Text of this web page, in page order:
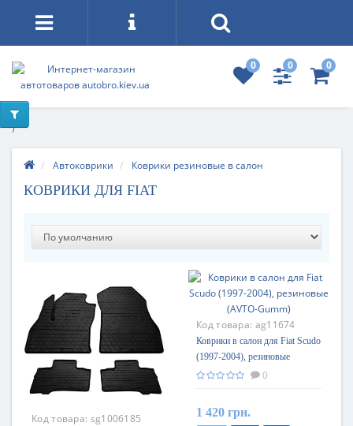
0 0 0
)
Автоковрики Коврики резиновые в салон
КОВРИКИ ДЛЯ FIAT
Код товара: sg1006185
Код товара: ag11674
Коврики в салон для Fiat Scudo
(1997-2004), резиновые
(AVTO-Gumm) 0
1 420 грн.